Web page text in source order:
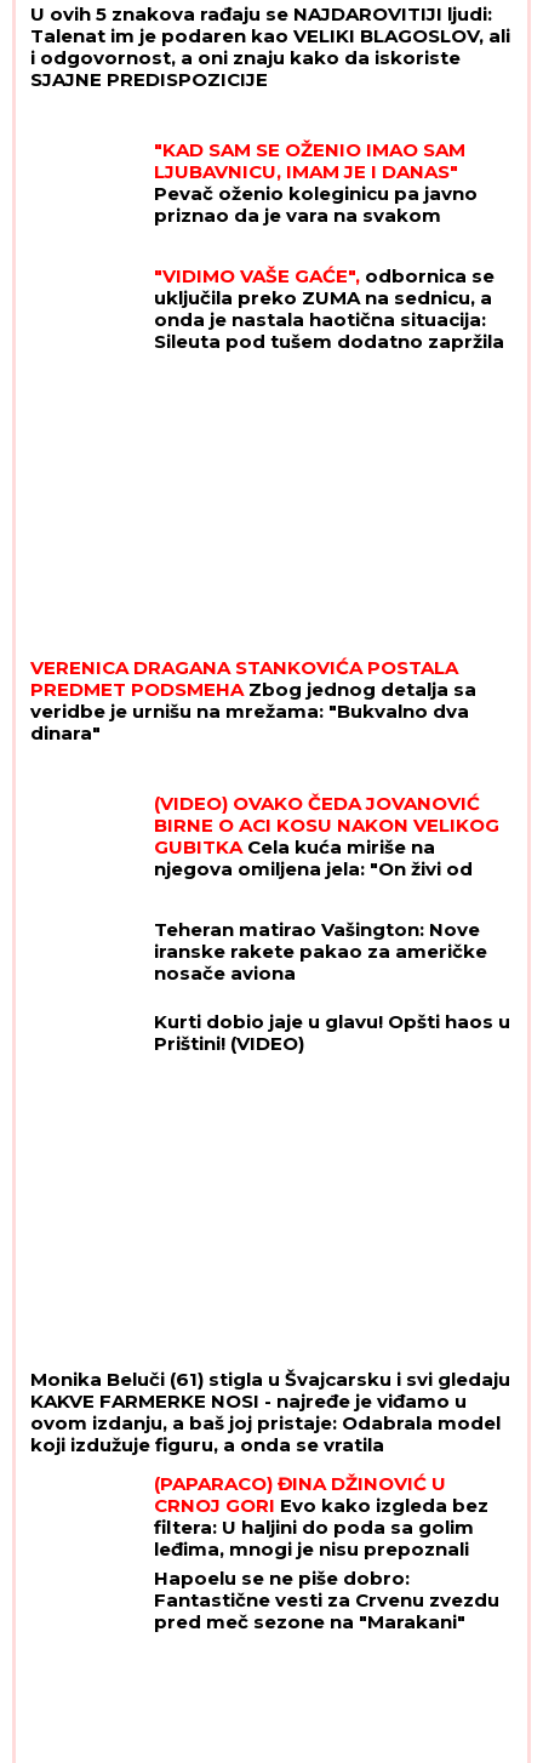
U ovih 5 znakova rađaju se NAJDAROVITIJI ljudi:
Talenat im je podaren kao VELIKI BLAGOSLOV, ali
i odgovornost, a oni znaju kako da iskoriste
SJAJNE PREDISPOZICIJE
"KAD SAM SE OŽENIO IMAO SAM
LJUBAVNICU, IMAM JE I DANAS"
Pevač oženio koleginicu pa javno
priznao da je vara na svakom
"VIDIMO VAŠE GAĆE", odbornica se
uključila preko ZUMA na sednicu, a
onda je nastala haotična situacija:
Sileuta pod tušem dodatno zapržila
VERENICA DRAGANA STANKOVIĆA POSTALA
PREDMET PODSMEHA Zbog jednog detalja sa
veridbe je urnišu na mrežama: "Bukvalno dva
dinara"
(VIDEO) OVAKO ČEDA JOVANOVIĆ
BIRNE O ACI KOSU NAKON VELIKOG
GUBITKA Cela kuća miriše na
njegova omiljena jela: "On živi od
Teheran matirao Vašington: Nove
iranske rakete pakao za američke
nosače aviona
Kurti dobio jaje u glavu! Opšti haos u
Prištini! (VIDEO)
Monika Beluči (61) stigla u Švajcarsku i svi gledaju
KAKVE FARMERKE NOSI - najređe je viđamo u
ovom izdanju, a baš joj pristaje: Odabrala model
koji izdužuje figuru, a onda se vratila
(PAPARACO) ĐINA DŽINOVIĆ U
CRNOJ GORI Evo kako izgleda bez
filtera: U haljini do poda sa golim
leđima, mnogi je nisu prepoznali
Hapoelu se ne piše dobro:
Fantastične vesti za Crvenu zvezdu
pred meč sezone na "Marakani"